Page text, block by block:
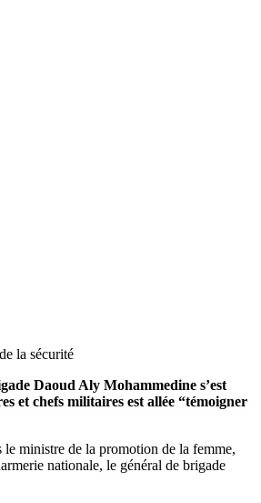
la sécurité
Daoud Aly Mohammedine s’est
et chefs militaires est allée “témoigner
le ministre de la promotion de la femme,
nationale, le général de brigade